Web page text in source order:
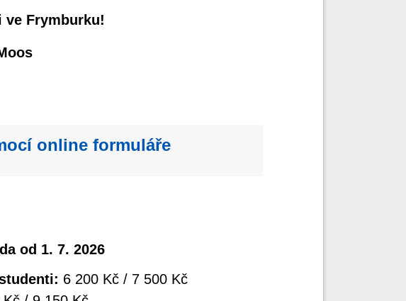
ve Frymburku!
online formuláře
od 1. 7. 2026
6 200 Kč / 7 500 Kč